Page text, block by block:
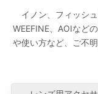
イノン、フィッシ
WEEFINE、AOIなど
や使い方など、ご不